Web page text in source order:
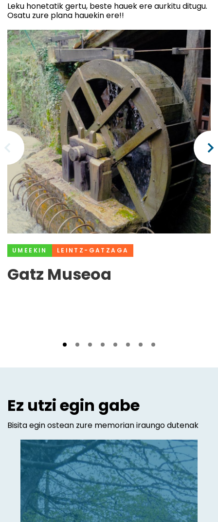
Leku honetatik gertu, beste hauek ere aurkitu ditugu.
Osatu zure plana hauekin ere!!
UMEEKIN LEINTZ-GATZAGA
Gatz Museoa
Ez utzi egin gabe
Bisita egin ostean zure memorian iraungo dutenak